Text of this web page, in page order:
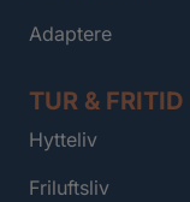
Adaptere
TUR & FRITID
Hytteliv
Friluftsliv